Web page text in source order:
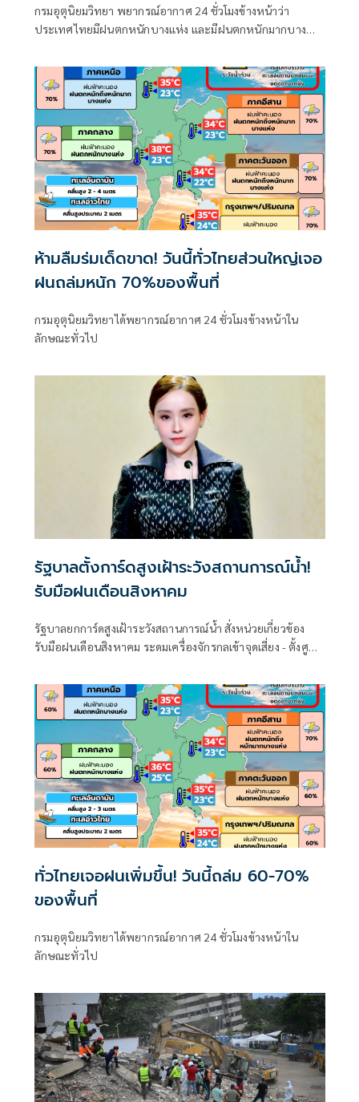
กรมอุตุนิยมวิทยา พยากรณ์อากาศ 24 ชั่วโมงข้างหน้าว่า
ประเทศไทยมีฝนตกหนักบางแห่ง และมีฝนตกหนักมากบาง
ห้ามลืมร่มเด็ดขาด! วันนี้ทั่วไทยส่วนใหญ่เจอ
ฝนถล่มหนัก 70%ของพื้นที่
กรมอุตุนิยมวิทยาได้พยากรณ์อากาศ 24 ชั่วโมงข้างหน้าใน
ลักษณะทั่วไป
รัฐบาลตั้งการ์ดสูงเฝ้าระวังสถานการณ์น้ำ!
รับมือฝนเดือนสิงหาคม
รัฐบาลยกการ์ดสูงเฝ้าระวังสถานการณ์น้ำ สั่งหน่วยเกี่ยวข้อง
รับมือฝนเดือนสิงหาคม ระดมเครื่องจักรกลเข้าจุดเสี่ยง - ตั้งศูนย์
ทั่วไทยเจอฝนเพิ่มขึ้น! วันนี้ถล่ม 60-70%
ของพื้นที่
กรมอุตุนิยมวิทยาได้พยากรณ์อากาศ 24 ชั่วโมงข้างหน้าใน
ลักษณะทั่วไป